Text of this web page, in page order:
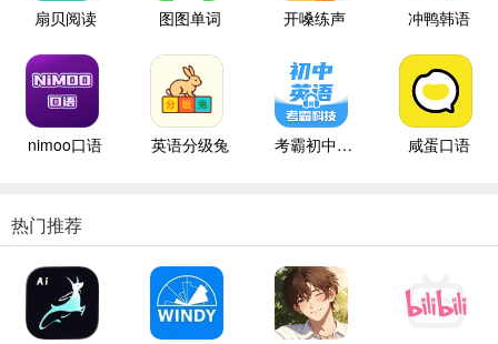
扇贝阅读 图图单词 开嗓练声 冲鸭韩语
nimoo口语 英语分级兔 考霸初中英语 咸蛋口语
热门推荐